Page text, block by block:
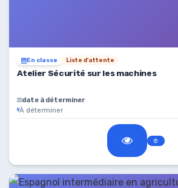
En classe Liste d'attente
Atelier Sécurité sur les machines
date à déterminer
À déterminer